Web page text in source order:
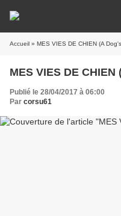
Accueil » MES VIES DE CHIEN (A
MES VIES DE
Publié le 28/04/2017 à 06:00
Par corsu61